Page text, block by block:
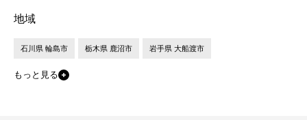
地域
石川県 輪島市 栃木県 鹿沼市 岩手県 大船渡市
もっと見る